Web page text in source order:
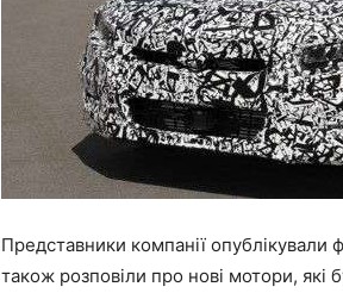
Представники компанії
також розповіли про нові мотори, які